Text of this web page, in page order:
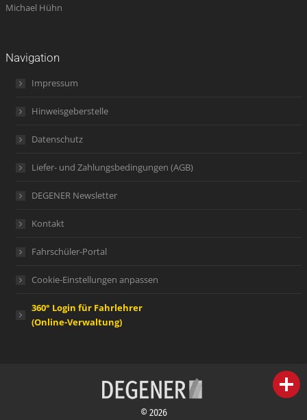
Michael Hühn
Navigation
Impressum
Hinweisgeberstelle
Datenschutz
Liefer- und Zahlungsbedingungen (AGB)
DEGENER Newsletter
Kontakt
Fahrschüler-Portal
Cookie-Einstellungen anpassen
360° Login für Fahrlehrer
(Online-Verwaltung)
© 2026
person IHR FACHBERATER
campaign